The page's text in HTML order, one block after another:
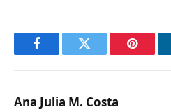
FacebookTwitter
Ana Julia M. Costa